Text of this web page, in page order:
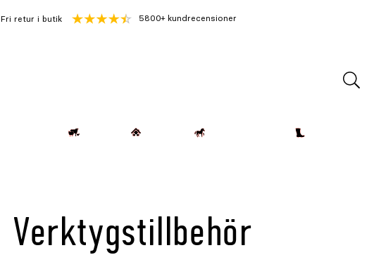
Fri retur i butik 5800+ kundrecensioner
Verktygstillbehör